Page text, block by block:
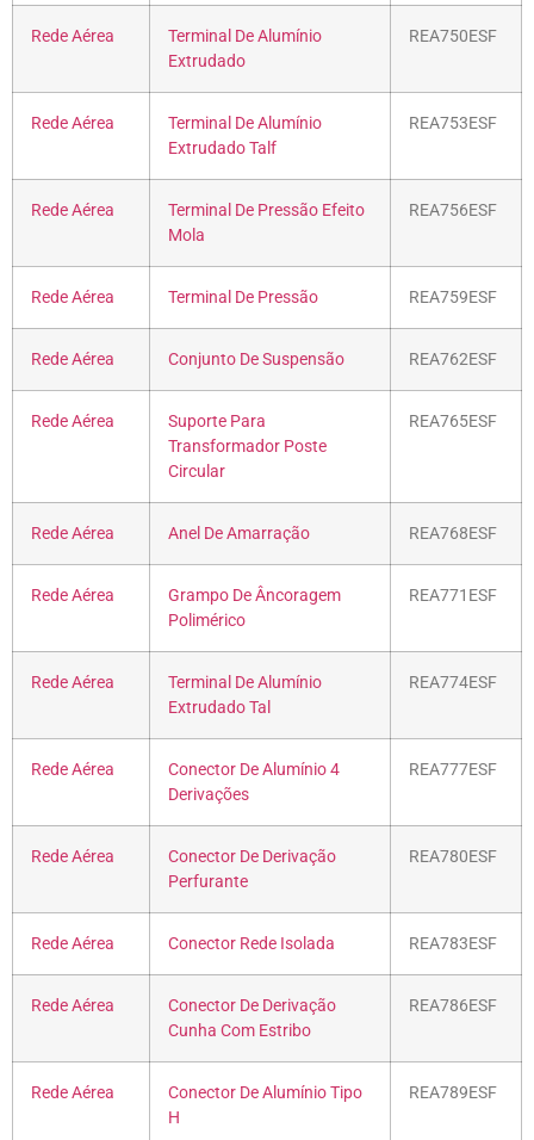
Rede Aérea
Terminal De Alumínio
Extrudado
REA750ESF
Rede Aérea
Terminal De Alumínio
Extrudado Talf
REA753ESF
Rede Aérea
Terminal De Pressão Efeito
Mola
REA756ESF
Rede Aérea Terminal De Pressão REA759ESF
Rede Aérea Conjunto De Suspensão REA762ESF
Rede Aérea
Suporte Para
Transformador Poste
Circular
REA765ESF
Rede Aérea Anel De Amarração REA768ESF
Rede Aérea
Grampo De Âncoragem
Polimérico
REA771ESF
Rede Aérea
Terminal De Alumínio
Extrudado Tal
REA774ESF
Rede Aérea
Conector De Alumínio 4
Derivações
REA777ESF
Rede Aérea
Conector De Derivação
Perfurante
REA780ESF
Rede Aérea Conector Rede Isolada REA783ESF
Rede Aérea
Conector De Derivação
Cunha Com Estribo
REA786ESF
Rede Aérea
Conector De Alumínio Tipo
H
REA789ESF